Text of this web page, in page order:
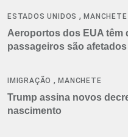
ESTADOS UNIDOS ,MANCHETE
Aeroportos dos EUA têm
passageiros são
IMIGRAÇÃO ,MANCHETE
Trump assina novos
nascimento